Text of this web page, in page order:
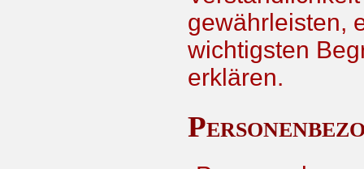
gewährleisten,
wichtigsten
erklären.